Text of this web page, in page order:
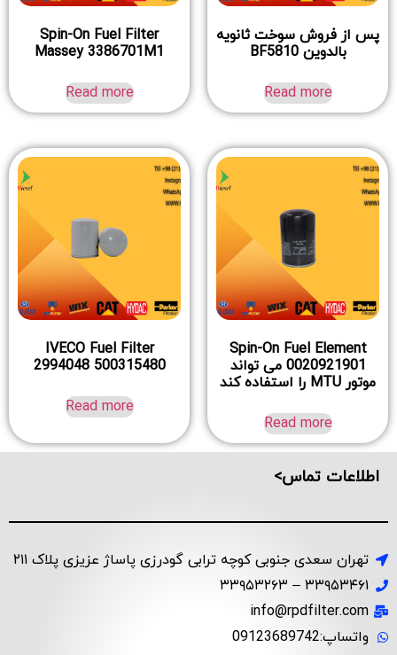
پس از فروش سوخت ثانویه
بالدوین BF5810
Read more
Spin-On Fuel Filter
Massey 3386701M1
Read more
Spin-On Fuel Element
0020921901 می تواند
موتور MTU را استفاده کند
Read more
IVECO Fuel Filter
2994048 500315480
Read more
اطلاعات تماس>
تهران سعدی جنوبی کوچه ترابی گودرزی پاساژ عزیزی پلاک ۲۱۱
۳۳۹۵۳۴۶۱ – ۳۳۹۵۳۲۶۳
info@rpdfilter.com
واتساپ:09123689742